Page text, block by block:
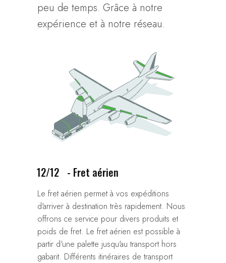
- Fret aérien
12/12
Le fret aérien permet à vos expéditions
d'arriver à destination très rapidement. Nous
offrons ce service pour divers produits et
poids de fret. Le fret aérien est possible à
partir d'une palette jusqu'au transport hors
gabarit. Différents itinéraires de transport
peu de temps. Grâce à notre
expérience et à notre réseau.